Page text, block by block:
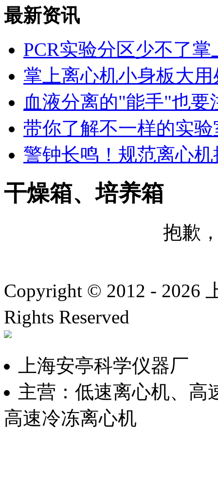
最新资讯
PCR实验分区少不了
掌上离心机小身板大用
血液分离的"能手"也要
带你了解不一样的实
警钟长鸣！规范离心
干燥箱、培养箱
抱歉
Copyright © 2012 - 2026
Rights Reserved
上海安亭科学仪器厂
主营：低速离心机、高
高速冷冻离心机